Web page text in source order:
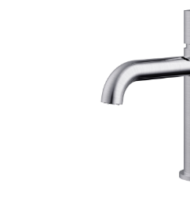
Søg efter adresse